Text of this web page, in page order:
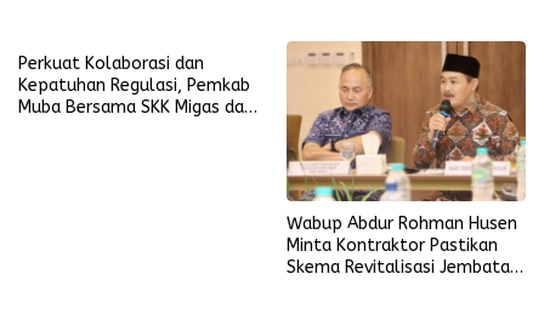
Perkuat Kolaborasi dan
Kepatuhan Regulasi, Pemkab
Muba Bersama SKK Migas dan
Wabup Abdur Rohman Husen
Minta Kontraktor Pastikan
Skema Revitalisasi Jembatan